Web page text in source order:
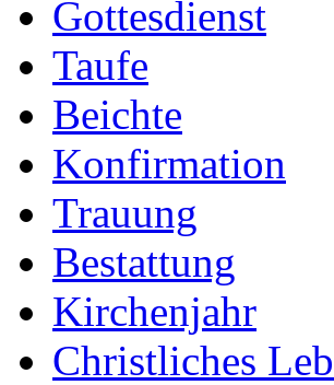
Gottesdienst
Taufe
Beichte
Konfirmation
Trauung
Bestattung
Kirchenjahr
Christliches